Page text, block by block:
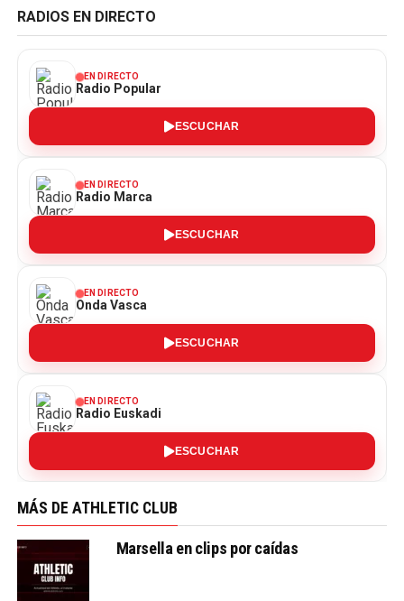
RADIOS EN DIRECTO
EN DIRECTO
Radio Popular
ESCUCHAR
EN DIRECTO
Radio Marca
ESCUCHAR
EN DIRECTO
Onda Vasca
ESCUCHAR
EN DIRECTO
Radio Euskadi
ESCUCHAR
MÁS DE ATHLETIC CLUB
Marsella en clips por caídas